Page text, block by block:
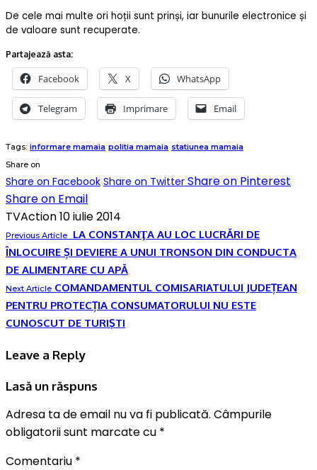
De cele mai multe ori hoții sunt prinși, iar bunurile electronice și
de valoare sunt recuperate.
Partajează asta:
Facebook X WhatsApp
Telegram Imprimare Email
Tags: informare mamaia politia mamaia statiunea mamaia
Share on
Share on Facebook Share on Twitter Share on Pinterest
Share on Email
TVAction10 iulie 2014
Previous Article
LA CONSTANŢA AU LOC LUCRĂRI DE
ÎNLOCUIRE ȘI DEVIERE A UNUI TRONSON DIN CONDUCTA
DE ALIMENTARE CU APĂ
Next Article COMANDAMENTUL COMISARIATULUI JUDEȚEAN
PENTRU PROTECȚIA CONSUMATORULUI NU ESTE
CUNOSCUT DE TURIŞTI
Leave a Reply
Lasă un răspuns
Adresa ta de email nu va fi publicată. Câmpurile
obligatorii sunt marcate cu *
Comentariu *